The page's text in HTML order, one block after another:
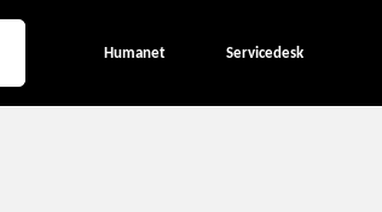
Humanet Servicedesk